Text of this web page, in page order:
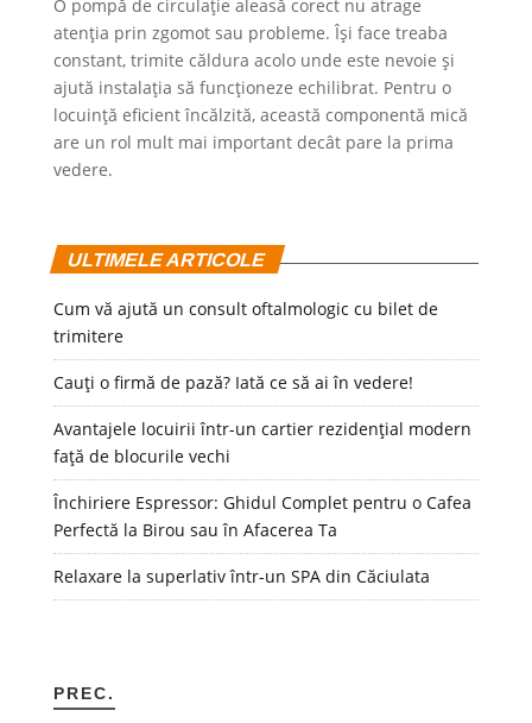
O pompă de circulație aleasă corect nu atrage
atenția prin zgomot sau probleme. Își face treaba
constant, trimite căldura acolo unde este nevoie și
ajută instalația să funcționeze echilibrat. Pentru o
locuință eficient încălzită, această componentă mică
are un rol mult mai important decât pare la prima
vedere.
ULTIMELE ARTICOLE
Cum vă ajută un consult oftalmologic cu bilet de
trimitere
Cauți o firmă de pază? Iată ce să ai în vedere!
Avantajele locuirii într-un cartier rezidențial modern
față de blocurile vechi
Închiriere Espressor: Ghidul Complet pentru o Cafea
Perfectă la Birou sau în Afacerea Ta
Relaxare la superlativ într-un SPA din Căciulata
PREC.